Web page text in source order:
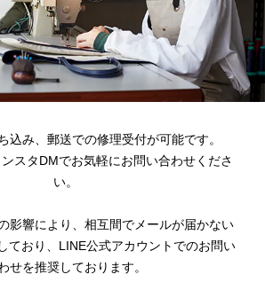
込み、郵送での修理受付が可能です。
スタDMでお気軽にお問い合わせくださ
い。
影響により、相互間でメールが届かない
ており、 LINE公式アカウントでのお問い
せを推奨しております。